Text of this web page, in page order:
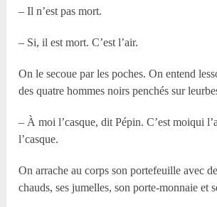
– Il n’est pas mort.
– Si, il est mort. C’est l’air.
On le secoue par les poches. On entend
des quatre hommes noirs penchés sur
– À moi l’casque, dit Pépin. C’est moiqui
l’casque.
On arrache au corps son portefeuille avec
chauds, ses jumelles, son porte-monnaie et